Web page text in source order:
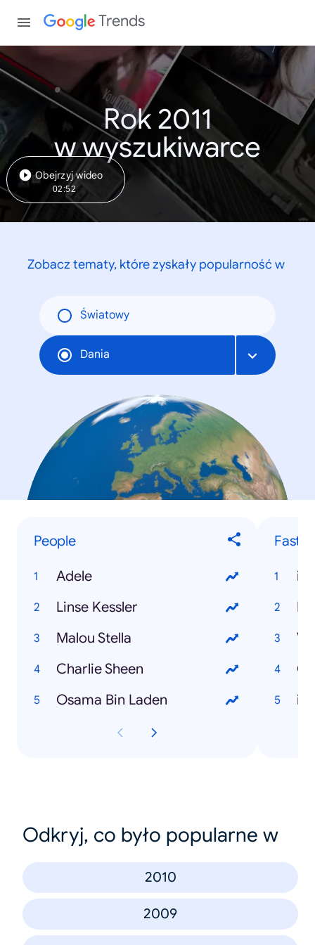
Trends
Rok 2011
w wyszukiwarce
Obejrzyj wideo
02:52
Zobacz tematy, które zyskały popularność w
Światowy
Dania
People
Adele
Linse Kessler
Malou Stella
Charlie Sheen
Osama Bin Laden
Odkryj, co było popularne w
2010
2009